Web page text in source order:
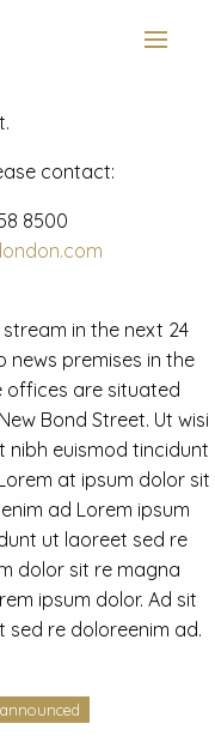
and advisory news
contact:
8500
in the next 24
news premises in the
offices are situated
Bond Street. Ut wisi
nibh euismod tincidunt
at ipsum dolor sit
ad Lorem ipsum
ut laoreet sed re
dolor sit re magna
ipsum dolor. Ad sit
sed re doloreenim ad.